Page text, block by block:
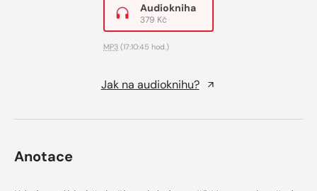
Audiokniha
379 Kč
MP3 (17:10:45 hod.)
Jak na audioknihu?
Anotace